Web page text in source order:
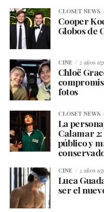
CLOSET NEWS
Cooper
Globos de
CINE 2 años
Chloë
fotos
CLOSET NEWS
La
Calamar
público y
CINE 2 años
Luca
ser el